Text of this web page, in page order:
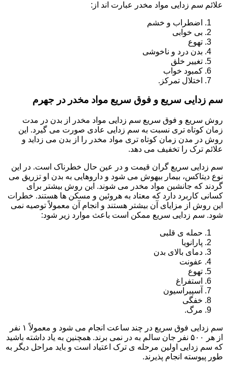
علائم سم زدایی مواد مخدر عبارت اند از:
اضطراب و خشم
بی خوابی
تهوع
بدن درد و ناخوشی
تغییر خلق
کمبود خواب
اختلال تمرکز.
سم زدایی سریع و فوق سریع مواد مخدر در جهرم
روش سریع و فوق سریع سم زدایی مواد مخدر از بدن در مدت
زمان کوتاه تری نسبت به سم زدایی عادی صورت می گیرد. این
روش در مدن زمان کوتاه تری مواد مخدر را از بدن می زداید و
علائم ترک را تخفیف می دهد.
سم زدایی سریع گران قیمت و در عین حال خطرناک است. در این
نوع دیتاکس، بیمار بیهوش می شود و داروهایی به بدن او تزریق می
گردند که جانشین مواد مخدر می شوند. این روش بیشتر برای
کسانی کاربرد دارد که معتاد به هروئین و مسکن ها هستند. خطرات
این روش از مزایای آن بیشتر هستند و انجام آن معمولاً توصیه نمی
شود. سم زدایی سریع ممکن است باعث موارد زیر شود:
حمله ی قلبی
پارانویا
دمای بالای بدن
عفونت
تهوع
استفراغ
آسپیراسیون
خفگی
مرگ.
سم زدایی فوق سریع در چند ساعت انجام می شود و معمولاً ۱ نفر
از هر ۵۰۰ نفر جان سالم به در نمی برند. همچنین به یاد داشته باشید
که سم زدایی اولین مرحله ی ترک اعتیاد است و باید مراحل دیگر به
طور پیوسته انجام پذیرند.